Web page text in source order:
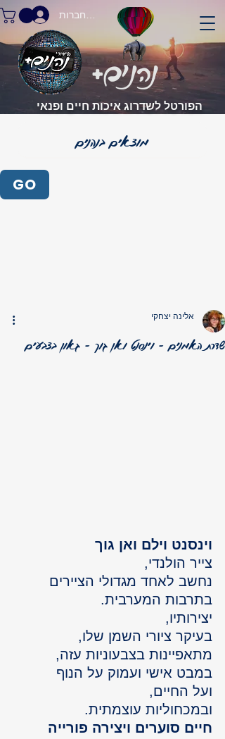
הפורטל לשדרוג איכות חיים ופנאי
התחברות
GO
שדרת האמנים - וינסנט ואן גוך - גאון בצבעים
אלינה יצחקי
וינסנט וילם ואן גוך
צייר הולנדי,
נחשב לאחד מגדולי הציירים
בתרבות המערבית.
יצירותיו,
בעיקר ציורי השמן שלו,
מתאפיינות בצבעוניות עזה,
במבט אישי ועמוק על הנוף
ועל החיים,
ובמכחוליות עוצמתית.
חיים סוערים ויצירה פורייה